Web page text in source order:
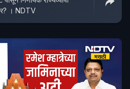
। NDTV